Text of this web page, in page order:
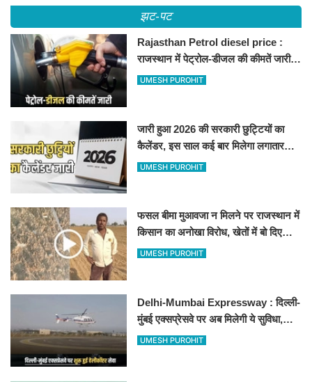
झट-पट
Rajasthan Petrol diesel price :
राजस्थान में पेट्रोल-डीजल की कीमतें जारी,
जानिए बीकानेर समेत पुरे प्रदेश में नए रेट
UMESH PUROHIT
जारी हुआ 2026 की सरकारी छुट्टियों का
कैलेंडर, इस साल कई बार मिलेगा लगातार
अवकाश, देखें
UMESH PUROHIT
फसल बीमा मुआवजा न मिलने पर राजस्थान में
किसान का अनोखा विरोध, खेतों में बो दिए
500-500 रुपए के नोट, वीडियो वायरल
UMESH PUROHIT
Delhi-Mumbai Expressway : दिल्ली-
मुंबई एक्सप्रेसवे पर अब मिलेगी ये सुविधा,
हेलीकॉप्टर सर्विस से तुरंत घायल पहुंचेगा
UMESH PUROHIT